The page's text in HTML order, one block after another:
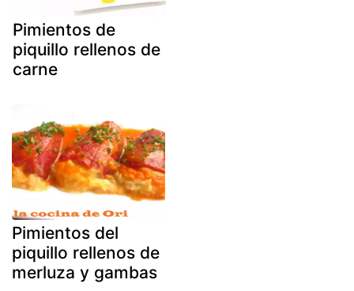
Pimientos de
piquillo rellenos de
carne
Pimientos del
piquillo rellenos de
merluza y gambas